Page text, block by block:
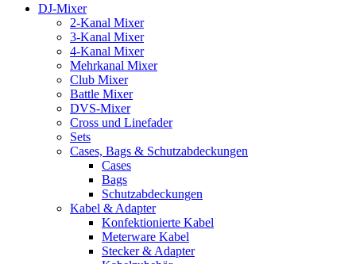
DJ-Mixer
2-Kanal Mixer
3-Kanal Mixer
4-Kanal Mixer
Mehrkanal Mixer
Club Mixer
Battle Mixer
DVS-Mixer
Cross und Linefader
Sets
Cases, Bags & Schutzabdeckungen
Cases
Bags
Schutzabdeckungen
Kabel & Adapter
Konfektionierte Kabel
Meterware Kabel
Stecker & Adapter